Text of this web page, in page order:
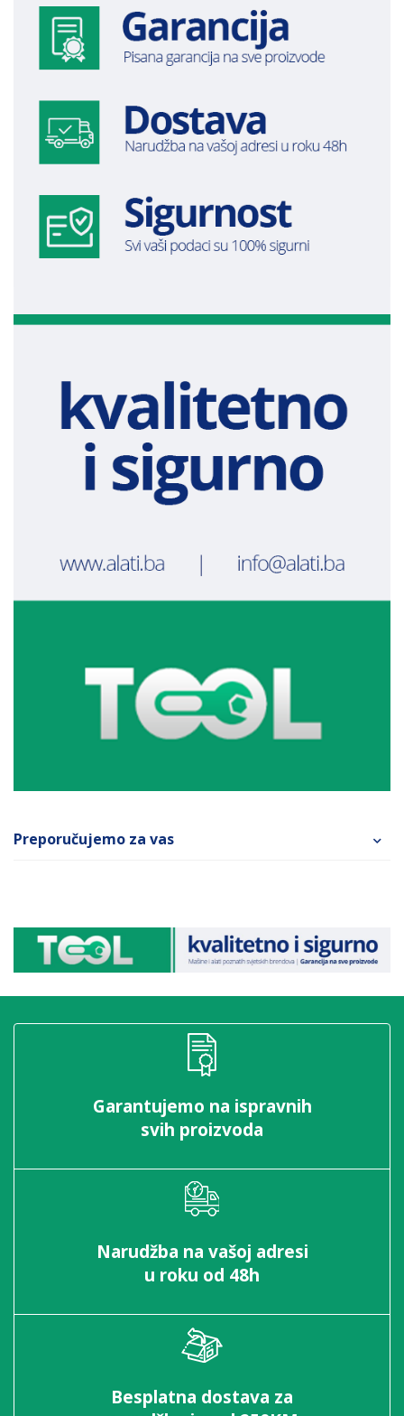
Preporučujemo za vas
Garantujemo na ispravnih
svih proizvoda
Narudžba na vašoj adresi
u roku od 48h
Besplatna dostava za